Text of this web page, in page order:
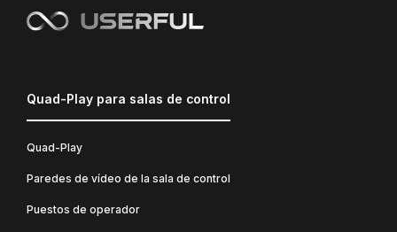
Quad-Play para salas de control
Quad-Play
Paredes de vídeo de la sala de control
Puestos de operador